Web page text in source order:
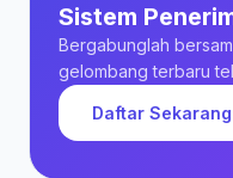
Sistem
Bergabunglah
gelombang terbaru
Daftar Sekarang